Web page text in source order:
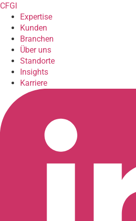
CFGI
Expertise
Kunden
Branchen
Über uns
Standorte
Insights
Karriere